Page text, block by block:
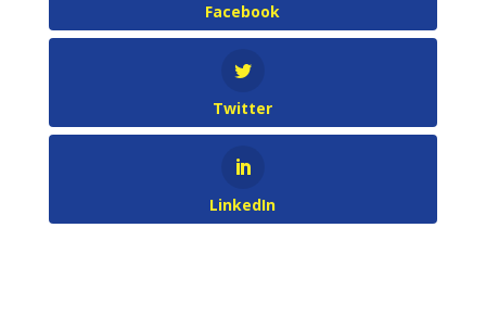
Facebook
Twitter
LinkedIn